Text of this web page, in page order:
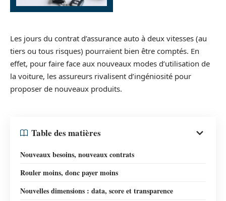
Les jours du contrat d’assurance auto à deux vitesses (au
tiers ou tous risques) pourraient bien être comptés. En
effet, pour faire face aux nouveaux modes d’utilisation de
la voiture, les assureurs rivalisent d’ingéniosité pour
proposer de nouveaux produits.
Table des matières
Nouveaux besoins, nouveaux contrats
Rouler moins, donc payer moins
Nouvelles dimensions : data, score et transparence